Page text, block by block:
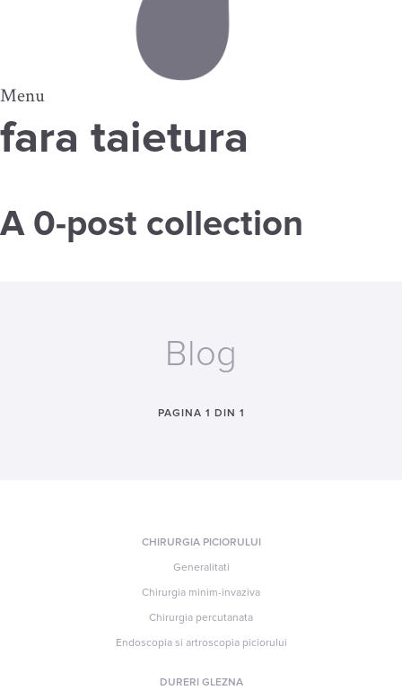
Menu
fara taietura
A 0-post collection
Blog
PAGINA 1 DIN 1
CHIRURGIA PICIORULUI
Generalitati
Chirurgia minim-invaziva
Chirurgia percutanata
Endoscopia si artroscopia piciorului
DURERI GLEZNA